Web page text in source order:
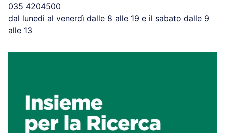
035 4204500
dal lunedì al venerdì dalle 8 alle 19 e il sabato dalle 9
alle 13